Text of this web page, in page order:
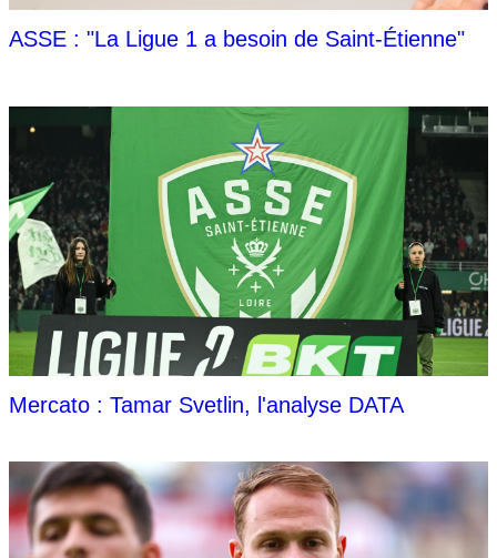
ASSE : "La Ligue 1 a besoin de Saint-Étienne"
Mercato : Tamar Svetlin, l'analyse DATA